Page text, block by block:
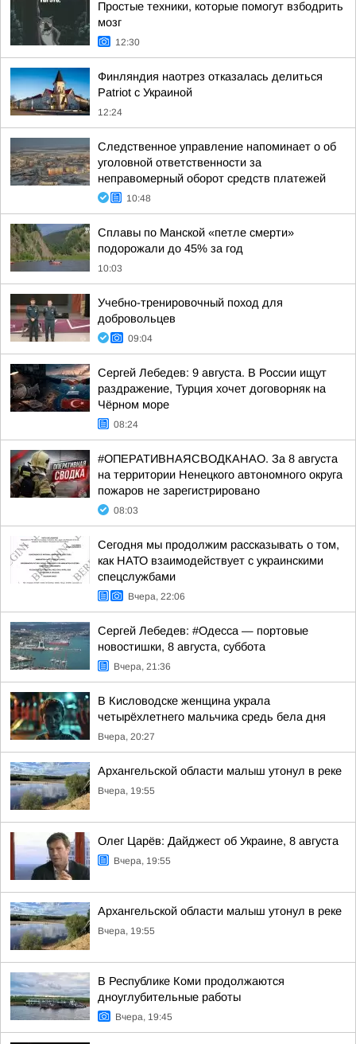
Простые техники, которые помогут взбодрить
мозг
12:30
Финляндия наотрез отказалась делиться
Patriot с Украиной
12:24
Следственное управление напоминает о об
уголовной ответственности за
неправомерный оборот средств платежей
10:48
Сплавы по Манской «петле смерти»
подорожали до 45% за год
10:03
Учебно-тренировочный поход для
добровольцев
09:04
Сергей Лебедев: 9 августа. В России ищут
раздражение, Турция хочет договорняк на
Чёрном море
08:24
#ОПЕРАТИВНАЯСВОДКАНАО. За 8 августа
на территории Ненецкого автономного округа
пожаров не зарегистрировано
08:03
Сегодня мы продолжим рассказывать о том,
как НАТО взаимодействует с украинскими
спецслужбами
Вчера, 22:06
Сергей Лебедев: #Одесса — портовые
новостишки, 8 августа, суббота
Вчера, 21:36
В Кисловодске женщина украла
четырёхлетнего мальчика средь бела дня
Вчера, 20:27
Архангельской области малыш утонул в реке
Вчера, 19:55
Олег Царёв: Дайджест об Украине, 8 августа
Вчера, 19:55
Архангельской области малыш утонул в реке
Вчера, 19:55
В Республике Коми продолжаются
дноуглубительные работы
Вчера, 19:45